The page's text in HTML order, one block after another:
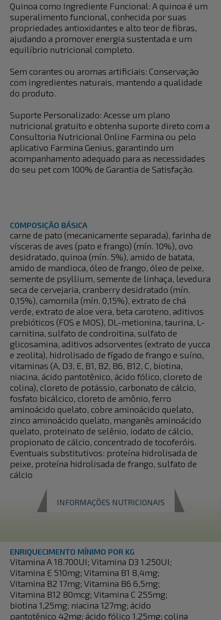
Quinoa como Ingrediente Funcional: A quinoa é um
superalimento funcional, conhecida por suas
propriedades antioxidantes e alto teor de fibras,
ajudando a promover energia sustentada e um
equilíbrio nutricional completo.
Sem corantes ou aromas artificiais: Conservação
com ingredientes naturais, mantendo a qualidade
do produto.
Suporte Personalizado: Acesse um plano
nutricional gratuito e obtenha suporte direto com a
Consultoria Nutricional Online Farmina ou pelo
aplicativo Farmina Genius, garantindo um
acompanhamento adequado para as necessidades
do seu pet com 100% de Garantia de Satisfação.
COMPOSIÇÃO BÁSICA
carne de pato (mecanicamente separada), farinha de
vísceras de aves (pato e frango) (mín. 10%), ovo
desidratado, quinoa (mín. 5%), amido de batata,
amido de mandioca, óleo de frango, óleo de peixe,
semente de psyllium, semente de linhaça, levedura
seca de cervejaria, cranberry desidratado (mín.
0,15%), camomila (mín. 0,15%), extrato de chá
verde, extrato de aloe vera, beta caroteno, aditivos
prebióticos (FOS e MOS), DL-metionina, taurina, L-
carnitina, sulfato de condroitina, sulfato de
glicosamina, aditivos adsorventes (extrato de yucca
e zeolita), hidrolisado de fígado de frango e suíno,
vitaminas (A, D3, E, B1, B2, B6, B12, C, biotina,
niacina, ácido pantotênico, ácido fólico, cloreto de
colina), cloreto de potássio, carbonato de cálcio,
fosfato bicálcico, cloreto de amônio, ferro
aminoácido quelato, cobre aminoácido quelato,
zinco aminoácido quelato, manganês aminoácido
quelato, proteinato de selênio, iodato de cálcio,
propionato de cálcio, concentrado de tocoferóis.
Eventuais substitutivos: proteína hidrolisada de
peixe, proteína hidrolisada de frango, sulfato de
cálcio
INFORMAÇÕES NUTRICIONAIS
ENRIQUECIMENTO MÍNIMO POR KG
Vitamina A 18.700UI; Vitamina D3 1.250UI;
Vitamina E 510mg; Vitamina B1 8,4mg;
Vitamina B2 17mg; Vitamina B6 6,5mg;
Vitamina B12 80mcg; Vitamina C 255mg;
biotina 1,25mg; niacina 127mg; ácido
pantotênico 42mg; ácido fólico 1,25mg; colina